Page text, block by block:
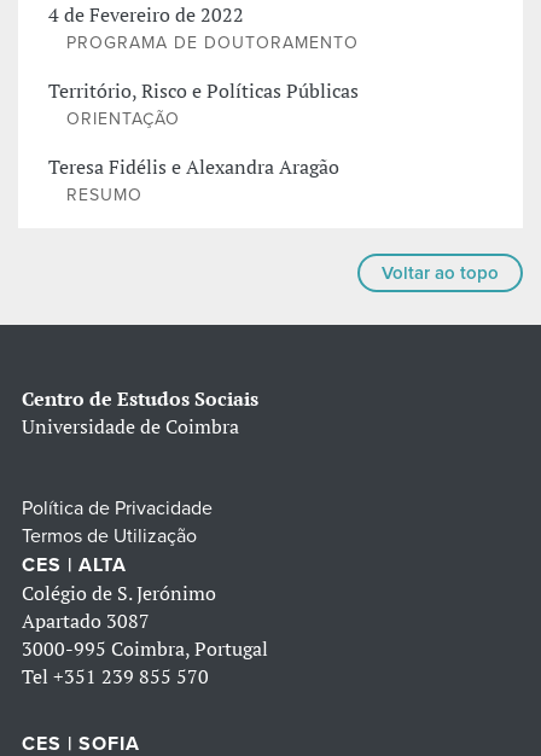
4 de Fevereiro de 2022
PROGRAMA DE DOUTORAMENTO
Território, Risco e Políticas Públicas
ORIENTAÇÃO
Teresa Fidélis e Alexandra Aragão
RESUMO
Voltar ao topo
Centro de Estudos Sociais
Universidade de Coimbra
Política de Privacidade
Termos de Utilização
CES | ALTA
Colégio de S. Jerónimo
Apartado 3087
3000-995 Coimbra, Portugal
Tel +351 239 855 570
CES | SOFIA